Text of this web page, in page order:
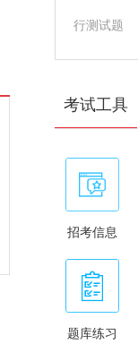
行测试题
考试工具
招考信息
题库练习